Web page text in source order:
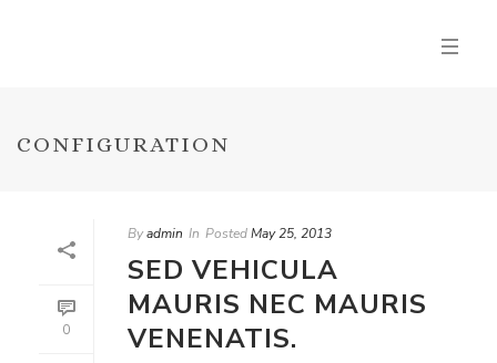
CONFIGURATION
0
Byadmin In PostedMay 25, 2013
SED VEHICULA
MAURIS NEC MAURIS
VENENATIS.